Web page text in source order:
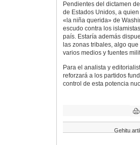
Pendientes del dictamen
de Estados Unidos, a
«la niña querida» de
escudo contra los
país. Estaría además
las zonas tribales, algo
varios medios y fuentes
Para el analista y
reforzará a los partidos
control de esta potencia
Gehitu